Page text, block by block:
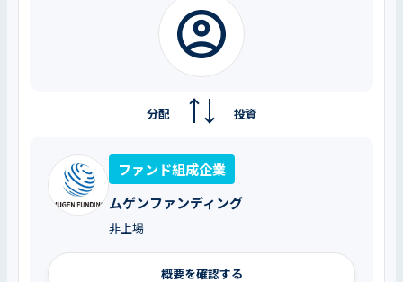
投資
分配
ファンド組成企業
ムゲンファンディング
非上場
概要を確認する